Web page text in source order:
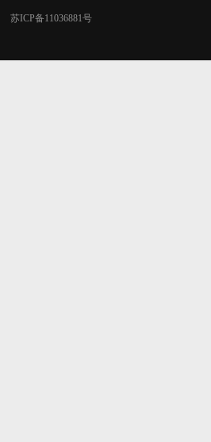
苏ICP备11036881号